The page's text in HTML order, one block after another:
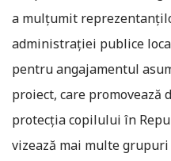
a mulțumit
administrației publice
pentru angajamentul
proiect, care
protecția copilului în
vizează mai multe